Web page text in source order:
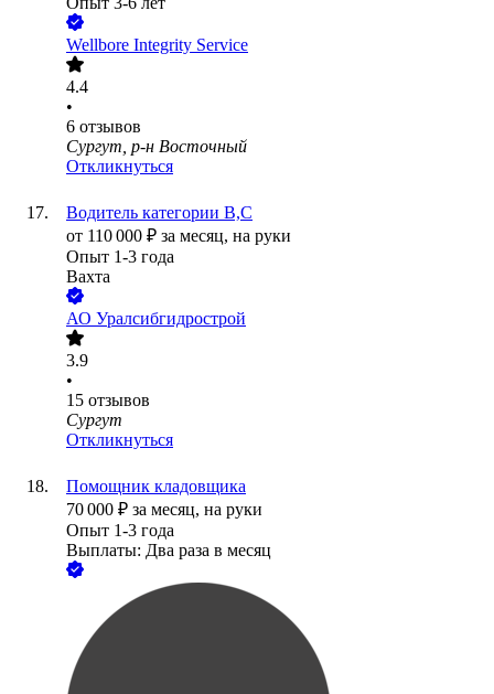
Wellbore Integrity Service
4.4
•
6 отзывов
Сургут, р-н Восточный
Откликнуться
Водитель категории В,С
от 110 000 ₽ за месяц, на руки
Опыт 1-3 года
Вахта
АО Уралсибгидрострой
3.9
•
15 отзывов
Сургут
Откликнуться
Помощник кладовщика
70 000 ₽ за месяц, на руки
Опыт 1-3 года
Выплаты: Два раза в месяц